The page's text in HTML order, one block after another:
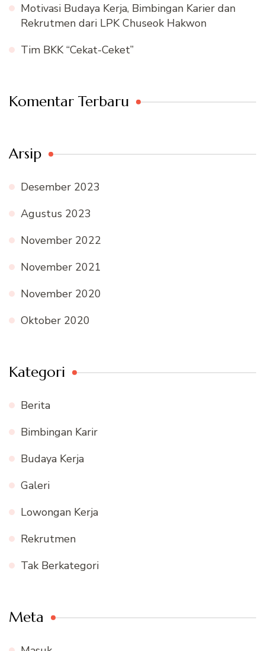
Motivasi Budaya Kerja, Bimbingan Karier dan
Rekrutmen dari LPK Chuseok Hakwon
Tim BKK “Cekat-Ceket”
Komentar Terbaru
Arsip
Desember 2023
Agustus 2023
November 2022
November 2021
November 2020
Oktober 2020
Kategori
Berita
Bimbingan Karir
Budaya Kerja
Galeri
Lowongan Kerja
Rekrutmen
Tak Berkategori
Meta